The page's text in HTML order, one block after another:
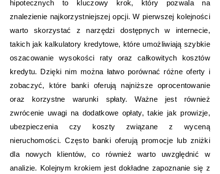
hipotecznych to kluczowy krok, który pozwala na
znalezienie najkorzystniejszej opcji. W pierwszej kolejności
warto skorzystać z narzędzi dostępnych w internecie,
takich jak kalkulatory kredytowe, które umożliwiają szybkie
oszacowanie wysokości raty oraz całkowitych kosztów
kredytu. Dzięki nim można łatwo porównać różne oferty i
zobaczyć, które banki oferują najniższe oprocentowanie
oraz korzystne warunki spłaty. Ważne jest również
zwrócenie uwagi na dodatkowe opłaty, takie jak prowizje,
ubezpieczenia czy koszty związane z wyceną
nieruchomości. Często banki oferują promocje lub zniżki
dla nowych klientów, co również warto uwzględnić w
analizie. Kolejnym krokiem jest dokładne zapoznanie się z